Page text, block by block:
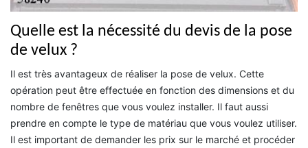
Quelle est la nécessité du devis de la pose
de velux ?
Il est très avantageux de réaliser la pose de velux. Cette
opération peut être effectuée en fonction des dimensions et du
nombre de fenêtres que vous voulez installer. Il faut aussi
prendre en compte le type de matériau que vous voulez utiliser.
Il est important de demander les prix sur le marché et procéder